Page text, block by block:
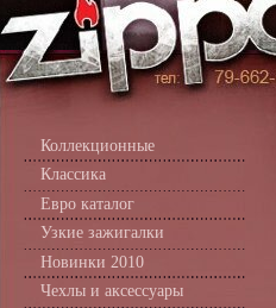
Коллекционные
Классика
Евро каталог
Узкие зажигалки
Новинки 2010
Чехлы и аксессуары